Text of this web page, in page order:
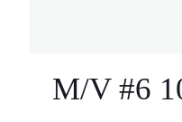
M/V #6